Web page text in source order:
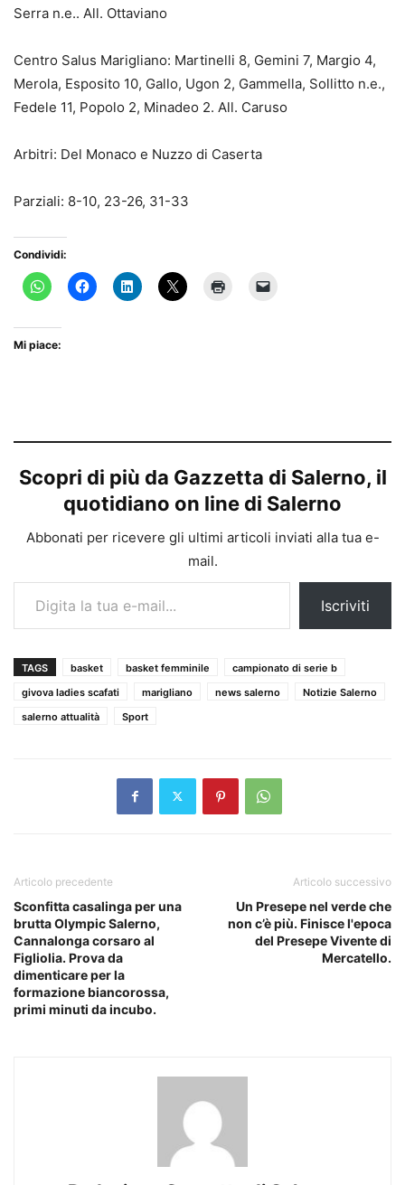
Serra n.e.. All. Ottaviano
Centro Salus Marigliano: Martinelli 8, Gemini 7, Margio 4,
Merola, Esposito 10, Gallo, Ugon 2, Gammella, Sollitto n.e.,
Fedele 11, Popolo 2, Minadeo 2. All. Caruso
Arbitri: Del Monaco e Nuzzo di Caserta
Parziali: 8-10, 23-26, 31-33
Condividi:
Mi piace:
Scopri di più da Gazzetta di Salerno, il
quotidiano on line di Salerno
Abbonati per ricevere gli ultimi articoli inviati alla tua e-
mail.
Digita la tua e-mail...
Iscriviti
TAGS basket basket femminile
campionato di serie b
givova ladies scafati
marigliano news salerno
Notizie Salerno
salerno attualità
Sport
Articolo precedente
Sconfitta casalinga per una
brutta Olympic Salerno,
Cannalonga corsaro al
Figliolia. Prova da
dimenticare per la
formazione biancorossa,
primi minuti da incubo.
Articolo successivo
Un Presepe nel verde che
non c’è più. Finisce l'epoca
del Presepe Vivente di
Mercatello.